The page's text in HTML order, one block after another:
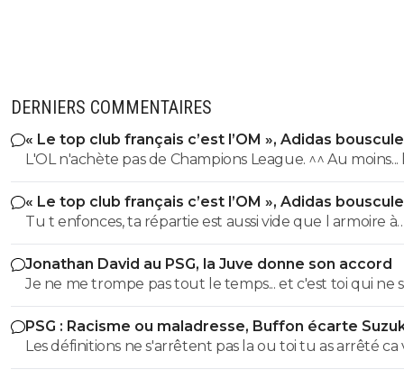
DERNIERS COMMENTAIRES
« Le top club français c’est l’OM », Adidas
PSG
L'OL n'achète pas de Champions League. ^^ Au moins... l'OM a
un point commun avec le PSG. Mdr Adidas ne se trompe pas
avec l'OL qui est une valeur sûre... contrairement à
« Le top club français c’est l’OM », Adidas
PSG
Tu t enfonces, ta répartie est aussi vide que l armoire à
trophées de ton club depuis 15 piges, t es juste une
gueule arrogante se pensant plus intelligent que les
alors que t es juste un pauvre clown empafé mdr
Jonathan David au PSG, la Juve donne son accord
Je ne me trompe pas tout le temps... et c'est toi qui ne
pas lire. ^^
PSG : Racisme ou maladresse, Buffon écarte
Les définitions ne s'arrêtent pas la ou toi tu as arrêté ca
plus loin que ca, mais franchement vu ton niveau de